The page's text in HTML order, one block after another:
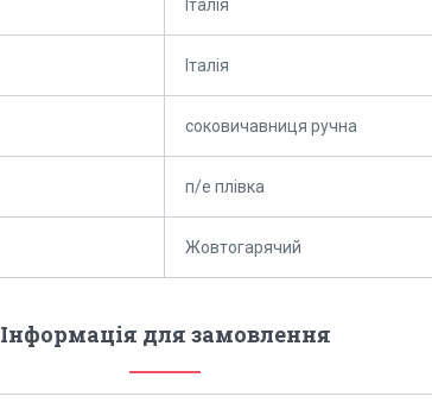
Італія
Італія
соковичавниця ручна
п/е плівка
Жовтогарячий
Інформація для замовлення